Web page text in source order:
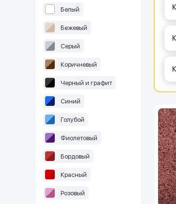
Белый
Бежевый
Серый
Коричневый
Черный и графит
Синий
Голубой
Фиолетовый
Бордовый
Красный
Розовый